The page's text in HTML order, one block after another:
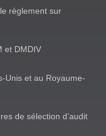
règlement sur
et DMDIV
Unis et au Royaume-
de sélection d’audit